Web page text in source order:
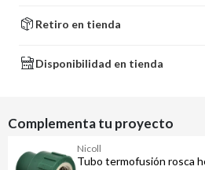
Retiro en tienda
Disponibilidad en tienda
Complementa tu proyecto
Nicoll
Tubo termofusión rosca